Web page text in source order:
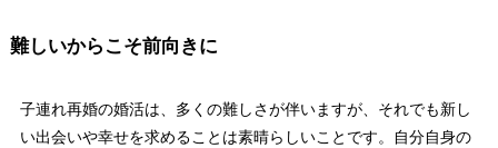
難しいからこそ前向きに
子連れ再婚の婚活は、多くの難しさが伴いますが、それでも新し
い出会いや幸せを求めることは素晴らしいことです。自分自身の